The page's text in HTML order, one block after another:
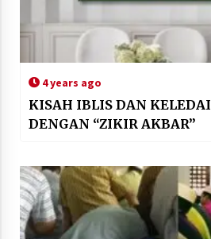
4 years ago
KISAH IBLIS DAN
DENGAN “ZIKIR AKBAR”